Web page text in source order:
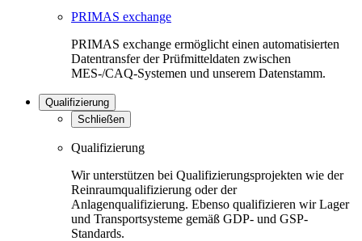
PRIMAS exchange
PRIMAS exchange ermöglicht einen automatisierten
Datentransfer der Prüfmitteldaten zwischen
MES-/CAQ-Systemen und unserem Datenstamm.
Qualifizierung
Schließen
Qualifizierung
Wir unterstützen bei Qualifizierungsprojekten wie der
Reinraumqualifizierung oder der
Anlagenqualifizierung. Ebenso qualifizieren wir Lager
und Transportsysteme gemäß GDP- und GSP-
Standards.